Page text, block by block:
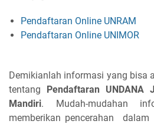
Pendaftaran Online UNRAM
Pendaftaran Online UNIMOR
Demikianlah informasi yang bisa
tentang Pendaftaran UNDANA
Mandiri. Mudah-mudahan
memberikan pencerahan dalam